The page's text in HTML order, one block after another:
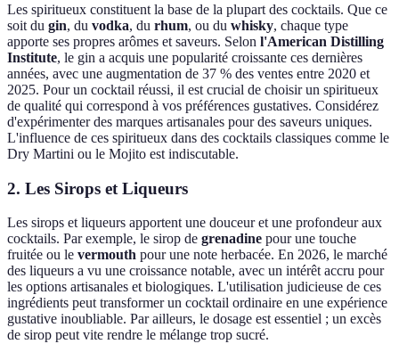
Les spiritueux constituent la base de la plupart des cocktails. Que ce
soit du gin, du vodka, du rhum, ou du whisky, chaque type
apporte ses propres arômes et saveurs. Selon l'American Distilling
Institute, le gin a acquis une popularité croissante ces dernières
années, avec une augmentation de 37 % des ventes entre 2020 et
2025. Pour un cocktail réussi, il est crucial de choisir un spiritueux
de qualité qui correspond à vos préférences gustatives. Considérez
d'expérimenter des marques artisanales pour des saveurs uniques.
L'influence de ces spiritueux dans des cocktails classiques comme le
Dry Martini ou le Mojito est indiscutable.
2. Les Sirops et Liqueurs
Les sirops et liqueurs apportent une douceur et une profondeur aux
cocktails. Par exemple, le sirop de grenadine pour une touche
fruitée ou le vermouth pour une note herbacée. En 2026, le marché
des liqueurs a vu une croissance notable, avec un intérêt accru pour
les options artisanales et biologiques. L'utilisation judicieuse de ces
ingrédients peut transformer un cocktail ordinaire en une expérience
gustative inoubliable. Par ailleurs, le dosage est essentiel ; un excès
de sirop peut vite rendre le mélange trop sucré.